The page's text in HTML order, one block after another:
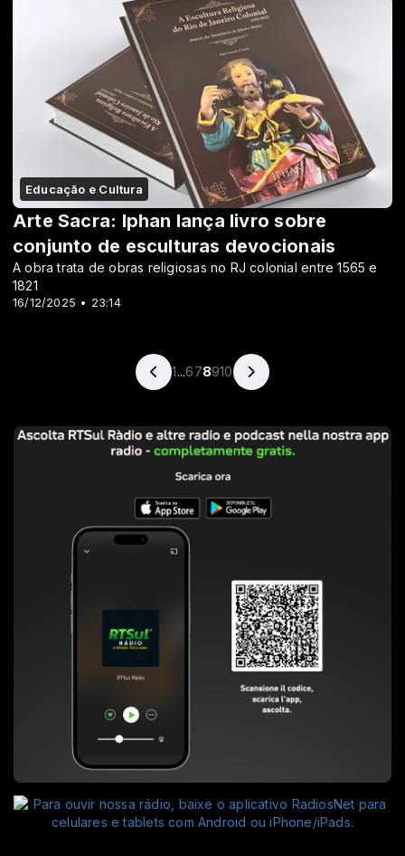
Educação e Cultura
16/12/2025 • 23:14
Arte Sacra: Iphan lança livro sobre
conjunto de esculturas devocionais
A obra trata de obras religiosas no RJ colonial entre 1565 e
1821
1...678910